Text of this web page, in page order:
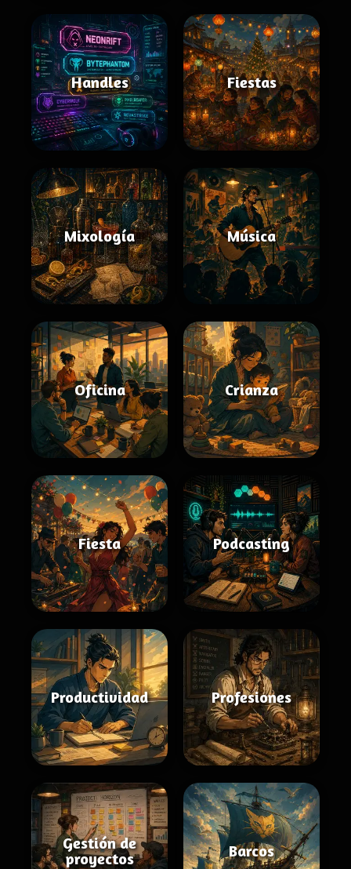
Handles Fiestas
Mixología Música
Oficina Crianza
Fiesta Podcasting
Productividad Profesiones
Gestión de
proyectos
Barcos